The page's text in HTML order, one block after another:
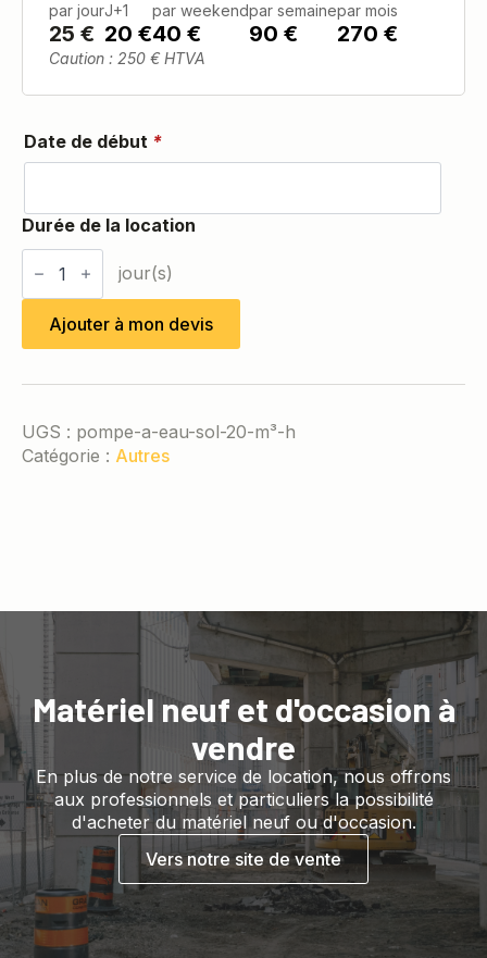
par jour
25 €
J+1
20 €
par weekend
40 €
par semaine
90 €
par mois
270 €
Caution : 250 € HTVA
Date de début *
quantité
de
Pompe
eau
sol
m³/H
Ajouter à mon devis
UGS : pompe-a-eau-sol-20-m³-h
Catégorie : Autres
Matériel neuf et d'occasion à
vendre
En plus de notre service de location, nous offrons
aux professionnels et particuliers la possibilité
d'acheter du matériel neuf ou d'occasion.
Vers notre site de vente